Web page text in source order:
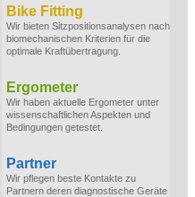
Bike Fitting
Wir bieten Sitzpositionsanalysen nach
biomechanischen Kriterien für die
optimale Kraftübertragung.
Ergometer
Wir haben aktuelle Ergometer unter
wissenschaftlichen Aspekten und
Bedingungen getestet.
Partner
Wir pflegen beste Kontakte zu
Partnern deren diagnostische Geräte